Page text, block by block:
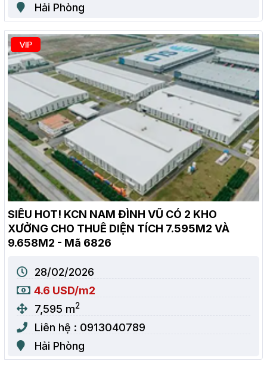
Hải Phòng
SIÊU HOT! KCN NAM ĐÌNH VŨ CÓ 2 KHO
XƯỞNG CHO THUÊ DIỆN TÍCH 7.595M2 VÀ
9.658M2 - Mã 6826
28/02/2026
4.6 USD/m2
7,595 m2
Liên hệ : 0913040789
Hải Phòng